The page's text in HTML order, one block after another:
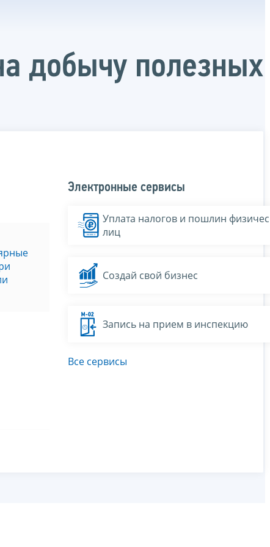
добычу полезных
Электронные сервисы
Уплата налогов и пошлин
лиц
Создай свой бизнес
Запись на прием в инспекцию
Все сервисы